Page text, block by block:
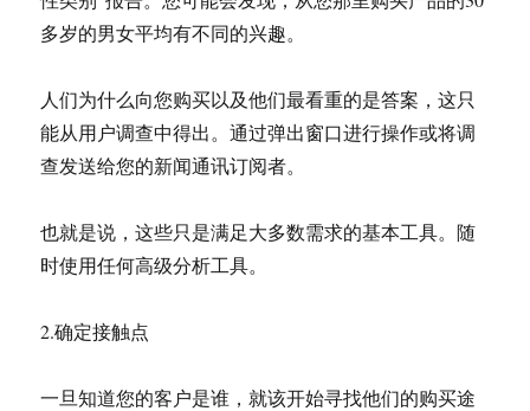
多岁的男女平均有不同的兴趣。
人们为什么向您购买以及他们最看重的是答案，这只
能从用户调查中得出。通过弹出窗口进行操作或将调
查发送给您的新闻通讯订阅者。
也就是说，这些只是满足大多数需求的基本工具。随
时使用任何高级分析工具。
2.确定接触点
一旦知道您的客户是谁，就该开始寻找他们的购买途